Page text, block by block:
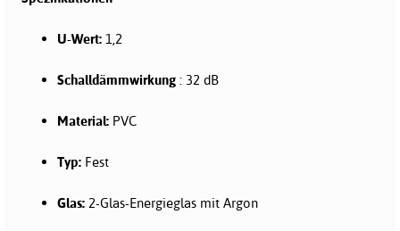
U-Wert: 1,2
Schalldämmwirkung : 32 dB
Material: PVC
Typ: Fest
Glas: 2-Glas-Energieglas mit Argon